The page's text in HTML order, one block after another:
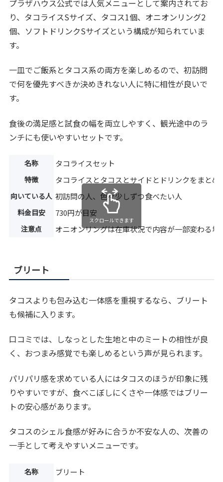
プラザハウス公式では人気メニューとして案内されてお
り、タコライスSサイズ、タコス1個、オニオンリング2
個、ソフトドリンクSサイズという構成が知られていま
す。
一皿でご飯系とタコス系の両方を楽しめるので、初訪問
で何を優先すべきか決めきれない人に特に相性が良いで
す。
食後の満足感と試食の幅を両立しやすく、観光途中のラ
ンチにも使いやすいセットです。
名称 タコライスセット
特徴 タコライスとタコスとサイドとドリンクをまとめ
向いている人 初訪問の人、色々少しずつ食べたい人
料金目安 730円が目安
注意点 オニオンリングは在庫状況で内容が一部変わる場
スクロールできます
ブリート
タコスよりも包み込む一体感を重視するなら、ブリート
も候補に入ります。
口コミでは、しなっとした生地と中のミートの相性が良
く、おつまみ感覚でも楽しめるという声が見られます。
パリパリ感を求めている人にはタコスのほうが印象に残
りやすいですが、食べこぼしにくさや一体感ではブリー
トの安心感があります。
タコスのシェル食感が好みに合うか不安な人の、次善の
一手として考えやすいメニューです。
名称 ブリート